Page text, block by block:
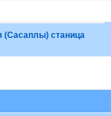
(Сасаплы) станица